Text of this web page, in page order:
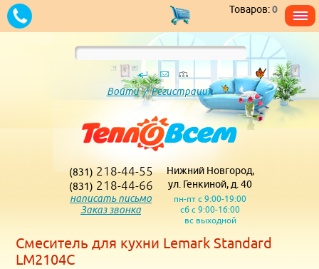
Товаров:0
Войти/Регистрация
(831) 218-44-55
(831) 218-44-66
написать письмо
Заказ звонка
Нижний Новгород,
ул. Генкиной, д. 40
пн-пт с 9:00-19:00
сб с 9:00-16:00
вс выходной
Смеситель для кухни Lemark Standard
LM2104C